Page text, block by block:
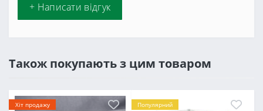
+ Написати відгук
Також покупають з цим товаром
Хіт продажу
Популярний